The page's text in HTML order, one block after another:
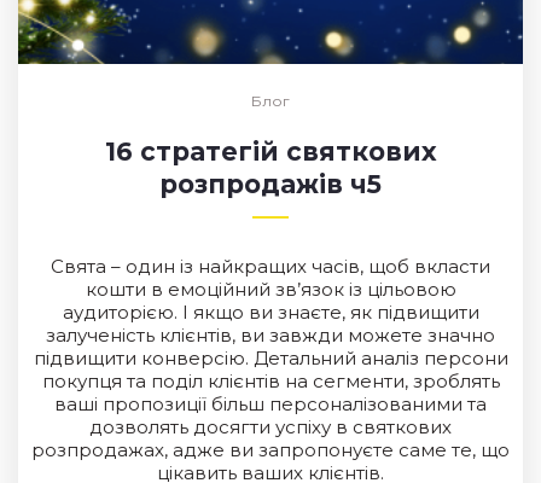
Блог
16 стратегій святкових
розпродажів ч5
Свята – один із найкращих часів, щоб вкласти
кошти в емоційний зв’язок із цільовою
аудиторією. І якщо ви знаєте, як підвищити
залученість клієнтів, ви завжди можете значно
підвищити конверсію. Детальний аналіз персони
покупця та поділ клієнтів на сегменти, зроблять
ваші пропозиції більш персоналізованими та
дозволять досягти успіху в святкових
розпродажах, адже ви запропонуєте саме те, що
цікавить ваших клієнтів.